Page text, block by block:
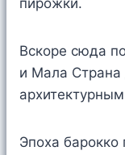
пирожки.
Вскоре сюда
и Мала Страна
Эпоха